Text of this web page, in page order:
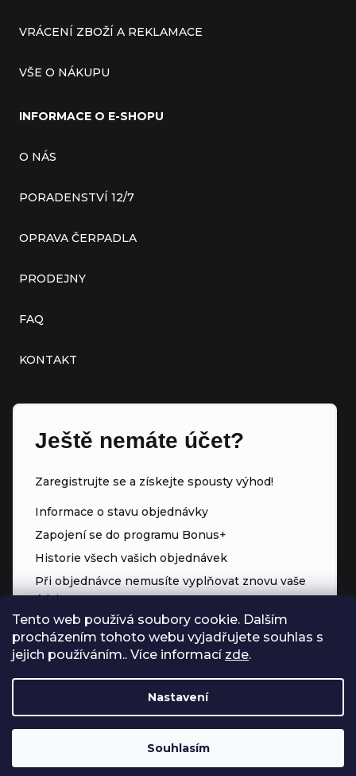
Tento web používá soubory cookie. Dalším
procházením tohoto webu vyjadřujete souhlas s
jejich používáním.. Více informací zde.
Nastavení
Souhlasím
VRÁCENÍ ZBOŽÍ A REKLAMACE
VŠE O NÁKUPU
INFORMACE O E-SHOPU
O NÁS
PORADENSTVÍ 12/7
OPRAVA ČERPADLA
PRODEJNY
FAQ
KONTAKT
Ještě nemáte účet?
Zaregistrujte se a získejte spousty výhod!
Informace o stavu objednávky
Zapojení se do programu Bonus+
Historie všech vašich objednávek
Při objednávce nemusíte vyplňovat znovu vaše
údaje
Přednostní přístup ke slevám
Body za každý nákup
Vytvořil Shoptet
Copyright 2026Čerpadla.online. Všechna práva vyhrazena.Upravit